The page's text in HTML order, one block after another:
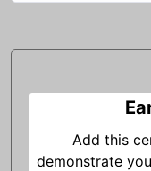
Add this
demonstrate